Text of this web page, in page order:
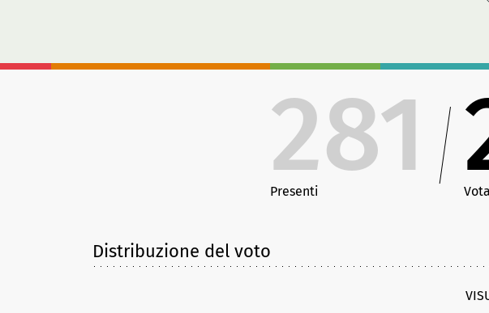
281
Presenti
Distribuzione del voto